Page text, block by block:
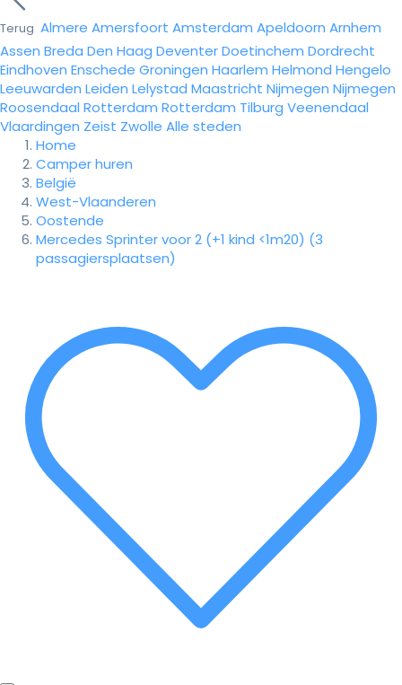
Terug Almere Amersfoort Amsterdam Apeldoorn Arnhem
Assen Breda Den Haag DeventerDoetinchem Dordrecht
Eindhoven Enschede Groningen Haarlem Helmond Hengelo
Leeuwarden Leiden Lelystad Maastricht Nijmegen Nijmegen
Roosendaal Rotterdam Rotterdam Tilburg Veenendaal
Vlaardingen Zeist Zwolle Alle steden
Home
Camper huren
België
West-Vlaanderen
Oostende
Mercedes Sprinter voor 2 (+1 kind <1m20) (3
passagiersplaatsen)